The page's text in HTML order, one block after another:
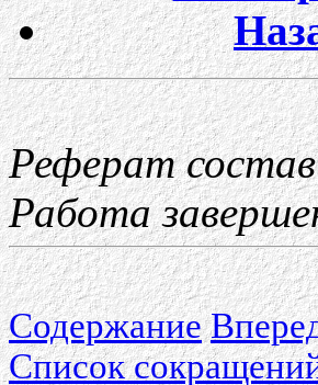
Реферат
Работа
Содержание
Список